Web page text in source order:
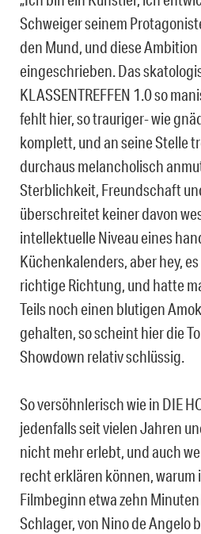
Schweiger seinem
den Mund, und diese
eingeschrieben. Das
KLASSENTREFFEN 1.0 so
fehlt hier, so trauriger- wie
komplett, und an seine Stelle
durchaus melancholisch
Sterblichkeit, Freundschaft
überschreitet keiner davon
intellektuelle Niveau eines
Küchenkalenders, aber hey,
richtige Richtung, und hatte
Teils noch einen blutigen
gehalten, so scheint hier die
Showdown relativ schlüssig.
So versöhnlerisch wie in DIE
jedenfalls seit vielen Jahren
nicht mehr erlebt, und auch
recht erklären können, warum
Filmbeginn etwa zehn
Schlager, von Nino de Angelo